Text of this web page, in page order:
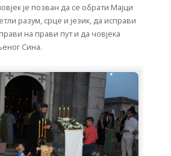
је позван да се обрати Мајци
разум, срце и језик, да исправи
на прави пут и да човјека
Сина.